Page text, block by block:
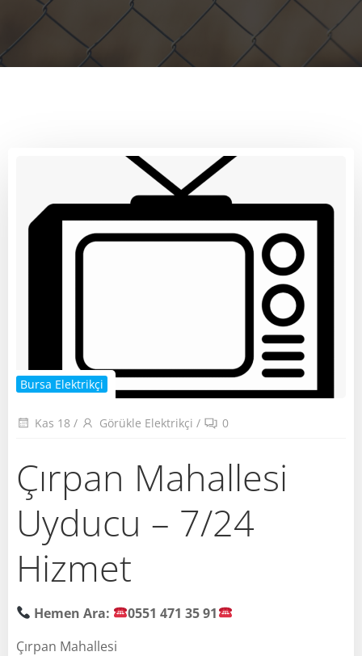
Bursa Elektrikçi
Kas 18 / Görükle Elektrikçi / 0
Çırpan Mahallesi
Uyducu – 7/24
Hizmet
Hemen Ara:
0551 471 35 91
Çırpan Mahallesi